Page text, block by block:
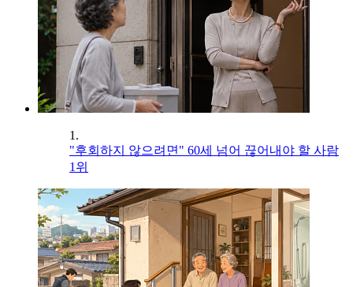
1.
"후회하지 않으려면" 60세 넘어 끊어내야 할 사람
1위